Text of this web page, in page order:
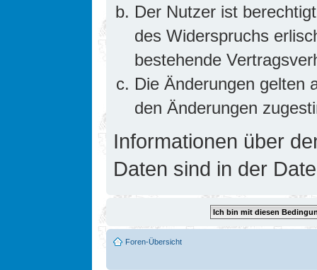
Der Nutzer ist
des Widerspruchs
bestehende
Die Änderungen gelten
den Änderungen
Informationen über
Daten sind in der
Foren-Übersicht